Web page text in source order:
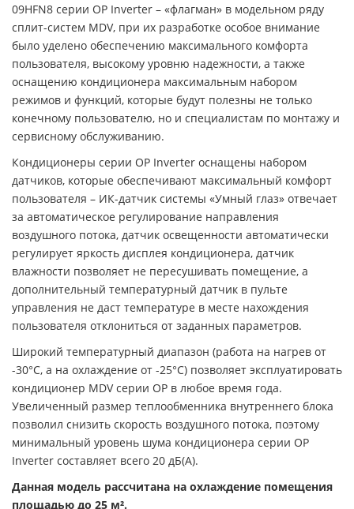
09HFN8 серии OP Inverter – «флагман» в модельном ряду
сплит-систем MDV, при их разработке особое внимание
было уделено обеспечению максимального комфорта
пользователя, высокому уровню надежности, а также
оснащению кондиционера максимальным набором
режимов и функций, которые будут полезны не только
конечному пользователю, но и специалистам по монтажу и
сервисному обслуживанию.
Кондиционеры серии OP Inverter оснащены набором
датчиков, которые обеспечивают максимальный комфорт
пользователя – ИК-датчик системы «Умный глаз» отвечает
за автоматическое регулирование направления
воздушного потока, датчик освещенности автоматически
регулирует яркость дисплея кондиционера, датчик
влажности позволяет не пересушивать помещение, а
дополнительный температурный датчик в пульте
управления не даст температуре в месте нахождения
пользователя отклониться от заданных параметров.
Широкий температурный диапазон (работа на нагрев от
-30°С, а на охлаждение от -25°С) позволяет эксплуатировать
кондиционер MDV серии OP в любое время года.
Увеличенный размер теплообменника внутреннего блока
позволил снизить скорость воздушного потока, поэтому
минимальный уровень шума кондиционера серии OP
Inverter составляет всего 20 дБ(А).
Данная модель рассчитана на охлаждение помещения
площадью до 25 м².